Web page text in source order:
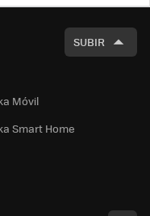
SUBIR
Móvil
Smart Home